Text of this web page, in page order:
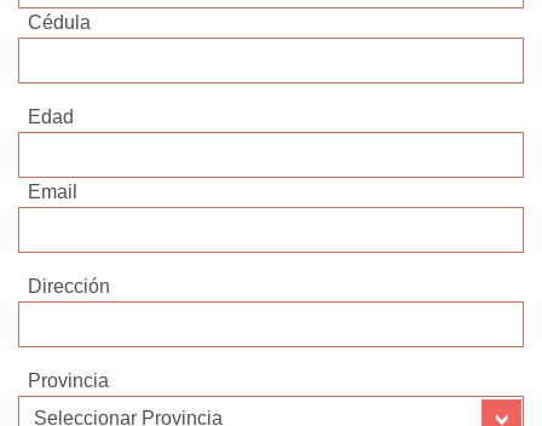
Cédula
Edad
Email
Dirección
Provincia